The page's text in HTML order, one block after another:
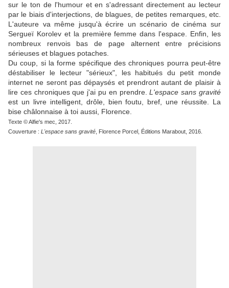
sur le ton de l'humour et en s'adressant directement au lecteur
par le biais d'interjections, de blagues, de petites remarques, etc.
L'auteure va même jusqu'à écrire un scénario de cinéma sur
Sergueï Korolev et la première femme dans l'espace. Enfin, les
nombreux renvois bas de page alternent entre précisions
sérieuses et blagues potaches.
Du coup, si la forme spécifique des chroniques pourra peut-être
déstabiliser le lecteur "sérieux", les habitués du petit monde
internet ne seront pas dépaysés et prendront autant de plaisir à
lire ces chroniques que j'ai pu en prendre.L'espace sans gravité
est un livre intelligent, drôle, bien foutu, bref, une réussite. La
bise châlonnaise à toi aussi, Florence.
Texte © Alfie's mec, 2017.
Couverture : L'espace sans gravité , Florence Porcel, Éditions Marabout, 2016.